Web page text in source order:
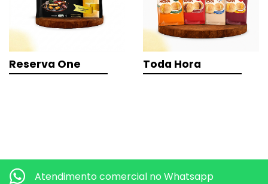
Reserva One Toda Hora
Atendimento comercial no Whatsapp